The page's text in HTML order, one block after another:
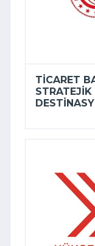
TICARET
STRATEJIK